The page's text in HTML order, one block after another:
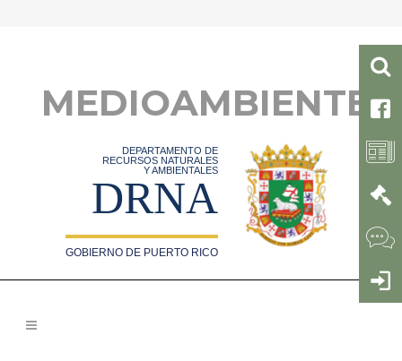
MEDIOAMBIENTE
DEPARTAMENTO DE
RECURSOS NATURALES
Y AMBIENTALES
DRNA
GOBIERNO DE PUERTO RICO